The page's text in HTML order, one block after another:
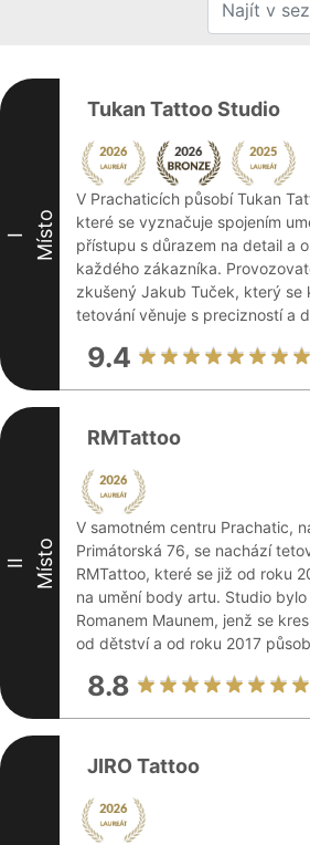
I Místo
Tukan Tattoo Studio
V Prachaticích působí Tukan
které se vyznačuje spojením
přístupu s důrazem na detail a
každého zákazníka.
zkušený Jakub Tuček, který se
tetování věnuje s precizností a
9.4
II Místo
RMTattoo
V samotném centru Prachatic,
Primátorská 76, se nachází
RMTattoo, které se již od roku
na umění body artu. Studio
Romanem Maunem, jenž se
od dětství a od roku 2017
8.8
JIRO Tattoo